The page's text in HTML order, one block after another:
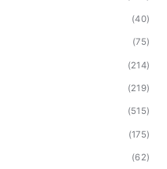
(40)
(75)
(214)
(219)
(515)
(175)
(62)